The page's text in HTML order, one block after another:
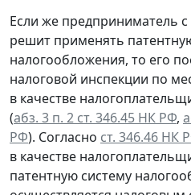
Если же предприниматель с
решит применять
налогообложения, то его
налоговой инспекции по
в качестве
(абз. 3 п. 2 ст. 346.45 НК РФ,
РФ). Согласно ст. 346.46 НК
в качестве
патентную систему